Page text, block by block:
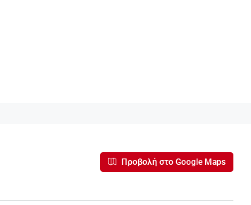
Προβολή στο Google Maps